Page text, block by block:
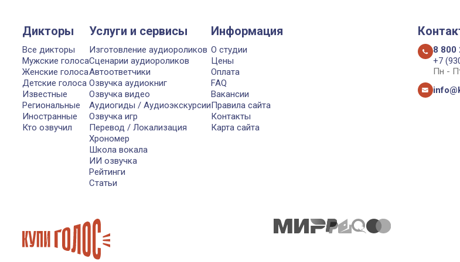
Дикторы
Все дикторы
Мужские голоса
Женские голоса
Детские голоса
Известные
Региональные
Иностранные
Кто озвучил
Услуги и сервисы
Изготовление аудиороликов
Сценарии аудиороликов
Автоответчики
Озвучка аудиокниг
Озвучка видео
Аудиогиды / Аудиоэкскурсии
Озвучка игр
Перевод / Локализация
Хрономер
Школа вокала
ИИ озвучка
Рейтинги
Статьи
Информация
О студии
Цены
Оплата
FAQ
Вакансии
Правила сайта
Контакты
Карта сайта
8 800
+7
Пн -